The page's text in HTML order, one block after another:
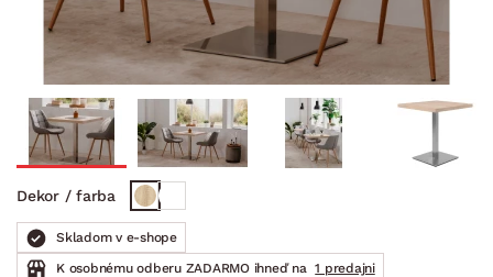
Dekor / farba
Skladom v e-shope
K osobnému odberu ZADARMO ihneď na 1 predajni